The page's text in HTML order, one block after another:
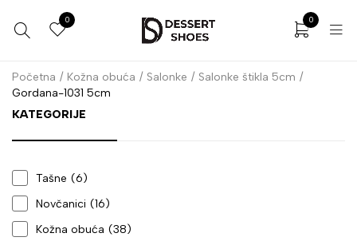
0 0
Početna / Kožna obuća / Salonke / Salonke štikla 5cm /
Gordana-1031 5cm
KATEGORIJE
Tašne (6)
Novčanici (16)
Kožna obuća (38)